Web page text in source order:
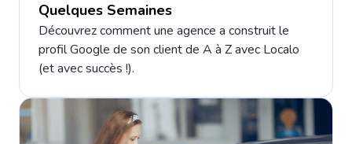
Quelques Semaines
Découvrez comment une agence a construit le
profil Google de son client de A à Z avec Localo
(et avec succès !).